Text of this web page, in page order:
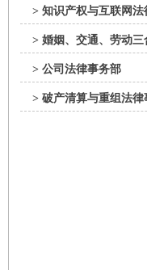
> 知识产权与互联网法
> 婚姻、交通、劳动
> 公司法律事务部
> 破产清算与重组法律